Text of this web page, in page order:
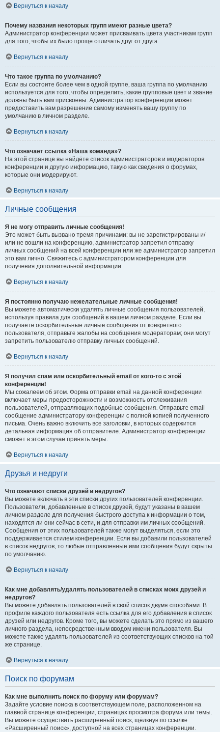
Вернуться к началу
Почему названия некоторых групп имеют разные цвета?
Администратор конференции может присваивать цвета участникам групп
для того, чтобы их было проще отличать друг от друга.
Вернуться к началу
Что такое группа по умолчанию?
Если вы состоите более чем в одной группе, ваша группа по умолчанию
используется для того, чтобы определить, какие групповые цвет и звание
должны быть вам присвоены. Администратор конференции может
предоставить вам разрешение самому изменять вашу группу по
умолчанию в личном разделе.
Вернуться к началу
Что означает ссылка «Наша команда»?
На этой странице вы найдёте список администраторов и модераторов
конференции и другую информацию, такую как сведения о форумах,
которые они модерируют.
Вернуться к началу
Личные сообщения
Я не могу отправить личные сообщения!
Это может быть вызвано тремя причинами: вы не зарегистрированы и/
или не вошли на конференцию, администратор запретил отправку
личных сообщений на всей конференции или же администратор запретил
это вам лично. Свяжитесь с администратором конференции для
получения дополнительной информации.
Вернуться к началу
Я постоянно получаю нежелательные личные сообщения!
Вы можете автоматически удалять личные сообщения пользователей,
используя правила для сообщений в вашем личном разделе. Если вы
получаете оскорбительные личные сообщения от конкретного
пользователя, отправьте жалобы на сообщения модераторам; они могут
запретить пользователю отправку личных сообщений.
Вернуться к началу
Я получил спам или оскорбительный email от кого-то с этой
конференции!
Мы сожалеем об этом. Форма отправки email на данной конференции
включает меры предосторожности и возможность отслеживания
пользователей, отправляющих подобные сообщения. Отправьте email-
сообщение администратору конференции с полной копией полученного
письма. Очень важно включить все заголовки, в которых содержится
детальная информация об отправителе. Администратор конференции
сможет в этом случае принять меры.
Вернуться к началу
Друзья и недруги
Что означают списки друзей и недругов?
Вы можете включать в эти списки других пользователей конференции.
Пользователи, добавленные в список друзей, будут указаны в вашем
личном разделе для получения быстрого доступа к информации о том,
находятся ли они сейчас в сети, и для отправки им личных сообщений.
Сообщения от этих пользователей также могут выделяться, если это
поддерживается стилем конференции. Если вы добавили пользователей
в список недругов, то любые отправленные ими сообщения будут скрыты
по умолчанию.
Вернуться к началу
Как мне добавлять/удалять пользователей в списках моих друзей и
недругов?
Вы можете добавлять пользователей в свой список двумя способами. В
профиле каждого пользователя есть ссылка для его добавления в список
друзей или недругов. Кроме того, вы можете сделать это прямо из вашего
личного раздела, непосредственным вводом имени пользователя. Вы
можете также удалять пользователей из соответствующих списков на той
же странице.
Вернуться к началу
Поиск по форумам
Как мне выполнить поиск по форуму или форумам?
Задайте условие поиска в соответствующем поле, расположенном на
главной странице конференции, страницах просмотра форума или темы.
Вы можете осуществить расширенный поиск, щёлкнув по ссылке
«Расширенный поиск», доступной на всех страницах конференции.